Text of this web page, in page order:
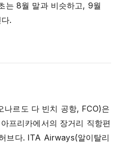
는 8월 말과 비슷하고, 9월
.
나르도 다 빈치 공항, FCO)은
프리카에서의 장거리 직항편
브다. ITA Airways(알이탈리